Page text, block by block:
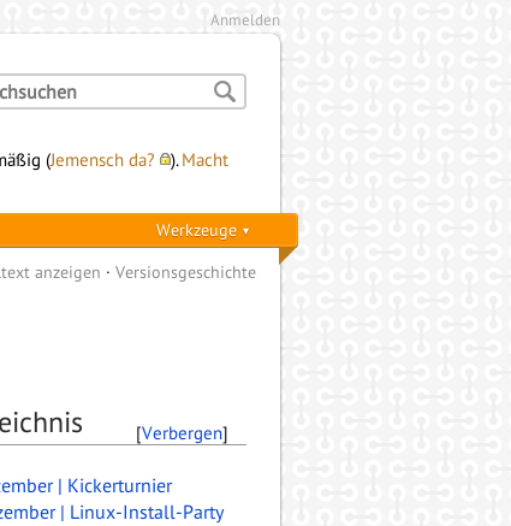
Anmelden
(Jemensch da? ).Macht
Werkzeuge
anzeigen Versionsgeschichte
[Verbergen]
| Kickerturnier
| Linux-Install-Party